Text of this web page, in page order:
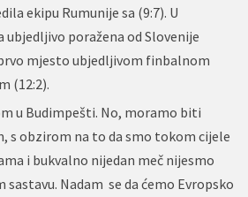
ekipu Rumunije sa (9:7). U
ubjedljivo poražena od Slovenije
mjesto ubjedljivom finbalnom
(12:2).
u Budimpešti. No, moramo biti
s obzirom na to da smo tokom cijele
i bukvalno nijedan meč nijesmo
Nadam se da ćemo Evropsko